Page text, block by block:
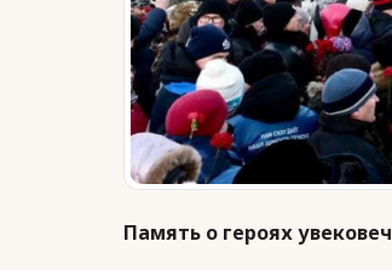
Память о героях